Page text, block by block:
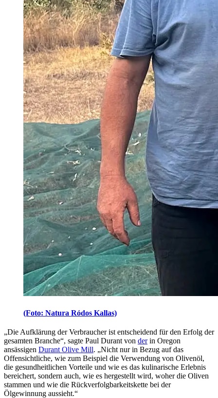
(Foto: Natura Ródos Kallas)
„Die Aufklärung der Verbraucher ist entscheidend für den Erfolg der
gesamten Branche“, sagte Paul Durant von derin Oregon
ansässigen Durant Olive Mill. „Nicht nur in Bezug auf das
Offensichtliche, wie zum Beispiel die Verwendung von Olivenöl,
die gesundheitlichen Vorteile und wie es das kulinarische Erlebnis
bereichert, sondern auch, wie es hergestellt wird, woher die Oliven
stammen und wie die Rückverfolgbarkeitskette bei der
Ölgewinnung aussieht.“